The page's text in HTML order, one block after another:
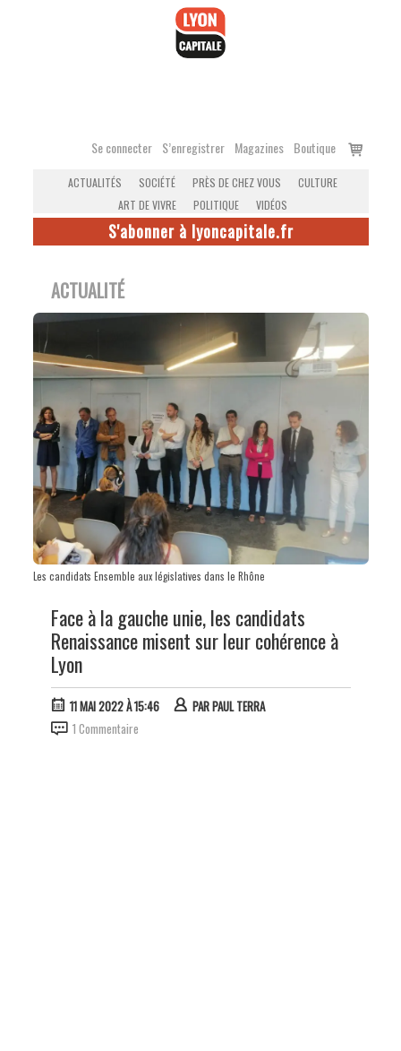
Se connecter S’enregistrer Magazines Boutique
Voir
ACTUALITÉS SOCIÉTÉ PRÈS DE CHEZ VOUS
CULTURE
ART DE VIVRE
POLITIQUE VIDÉOS
S'abonner à lyoncapitale.fr
ACTUALITÉ
Les candidats Ensemble aux législatives dans le Rhône
Face à la gauche unie, les candidats
Renaissance misent sur leur cohérence à
Lyon
11 MAI 2022 À 15:46 PARPAUL TERRA
1 Commentaire